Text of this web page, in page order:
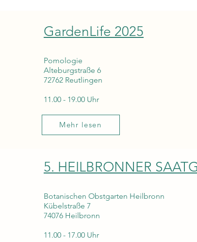
GardenLife 2025
Pomologie
Alteburgstraße 6
72762 Reutlingen
11.00 - 19.00 Uhr
Mehr lesen
5. HEILBRONNER
Botanischen Obstgarten Heilbronn
Kübelstraße 7
74076 Heilbronn
11.00 - 17.00 Uhr